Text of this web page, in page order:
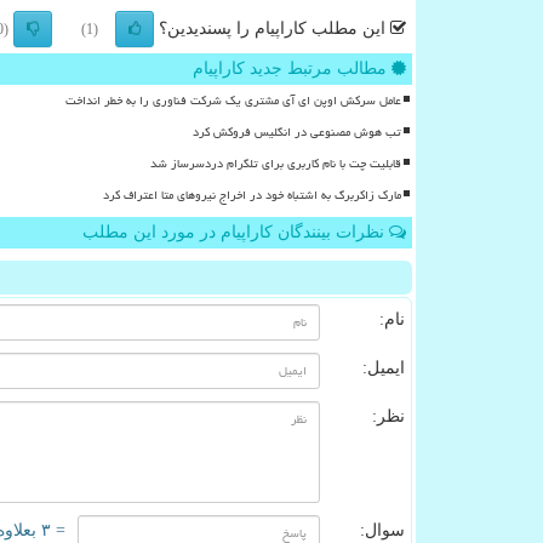
این مطلب کاراپیام را پسندیدین؟ (1)
(0)
مطالب مرتبط جدید کاراپیام
عامل سرکش اوپن ای آی مشتری یک شرکت فناوری را به خطر انداخت
تب هوش مصنوعی در انگلیس فروکش کرد
قابلیت چت با نام کاربری برای تلگرام دردسرساز شد
مارک زاکربرگ به اشتباه خود در اخراج نیروهای متا اعتراف کرد
نظرات بینندگان کاراپیام در مورد این مطلب
نام:
ایمیل:
نظر:
سوال: = ۳ بعلاوه ۱